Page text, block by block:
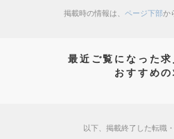
掲載時の情報は、 ページ下部か
最近ご覧になった
おすすめの
以下、掲載終了した転職